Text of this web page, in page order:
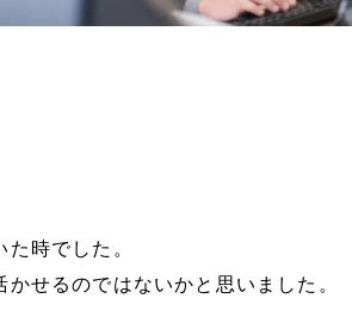
時でした。
せるのではないかと思いました。